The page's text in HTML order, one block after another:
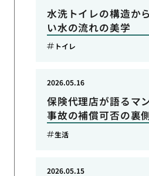
水洗トイレの構造か
い水の流れの美学
トイレ
保険代理店が語るマ
事故の補償可否の裏
2026.05.16
生活
2026.05.15